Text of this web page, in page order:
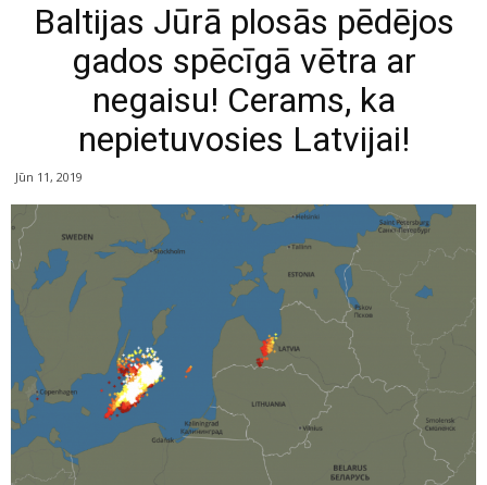
Baltijas Jūrā plosās pēdējos
gados spēcīgā vētra ar
negaisu! Cerams, ka
nepietuvosies Latvijai!
Jūn 11, 2019